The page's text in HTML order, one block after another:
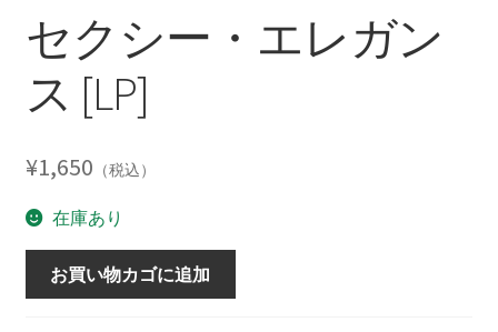
セクシー・エレガン
ス [LP]
¥1,650 （税込）
在庫あり
お買い物カゴに追加